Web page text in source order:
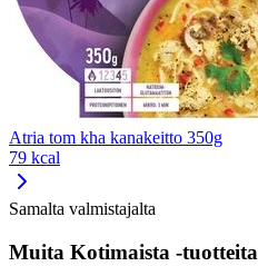
Atria tom kha kanakeitto 350g
79 kcal
Samalta valmistajalta
Muita Kotimaista -tuotteita